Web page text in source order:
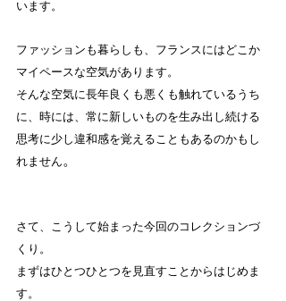
います。
ファッションも暮らしも、フランスにはどこか
マイペースな空気があります。
そんな空気に長年良くも悪くも触れているうち
に、時には、常に新しいものを生み出し続ける
思考に少し違和感を覚えることもあるのかもし
れません 。
さて、こうして始まった今回のコレクションづ
くり。
まずはひとつひとつを見直すことからはじめま
す。